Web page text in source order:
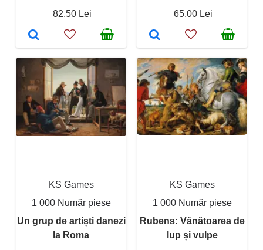
82,50 Lei
65,00 Lei
KS Games
1 000 Număr piese
Un grup de artiști danezi
la Roma
KS Games
1 000 Număr piese
Rubens: Vânătoarea de
lup și vulpe